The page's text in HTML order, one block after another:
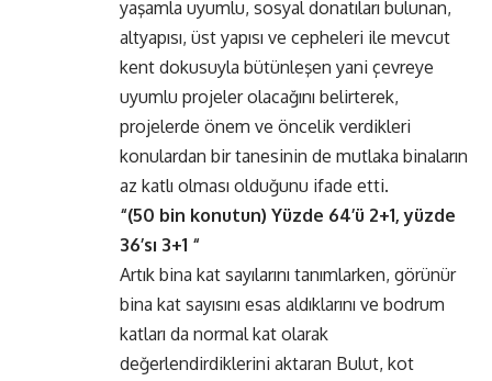
yaşamla uyumlu, sosyal donatıları bulunan,
altyapısı, üst yapısı ve cepheleri ile mevcut
kent dokusuyla bütünleşen yani çevreye
uyumlu projeler olacağını belirterek,
projelerde önem ve öncelik verdikleri
konulardan bir tanesinin de mutlaka binaların
az katlı olması olduğunu ifade etti.
“(50 bin konutun) Yüzde 64’ü 2+1, yüzde
36’sı 3+1 “
Artık bina kat sayılarını tanımlarken, görünür
bina kat sayısını esas aldıklarını ve bodrum
katları da normal kat olarak
değerlendirdiklerini aktaran Bulut, kot